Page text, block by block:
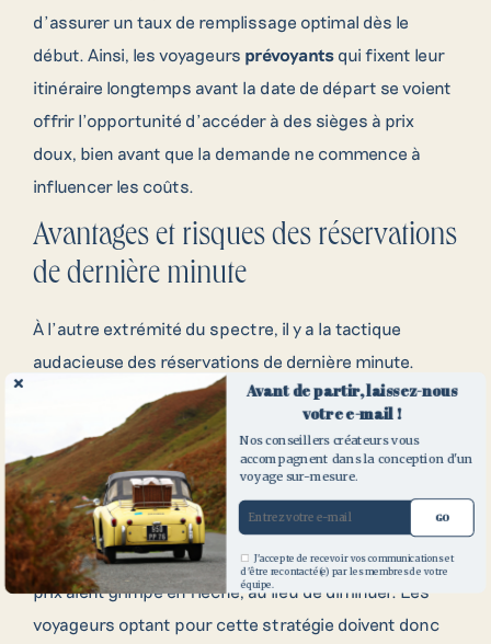
Contactez nos
créateurs de voyages
Pour toute question ou demande de
renseignement, n’hésitez pas à compléter
notre demande de devis ou à contacter l’un
de nos conseillers par téléphone.
09 70 71 80 00
d’assurer un taux de remplissage optimal dès le
début. Ainsi, les voyageurs prévoyants qui fixent leur
itinéraire longtemps avant la date de départ se voient
offrir l’opportunité d’accéder à des sièges à prix
doux, bien avant que la demande ne commence à
influencer les coûts.
Avantages et risques des réservations
de dernière minute
À l’autre extrémité du spectre, il y a la tactique
audacieuse des réservations de dernière minute.
Cette approche peut parfois aboutir à des affaires
exceptionnelles lorsque les compagnies aériennes
cherchent à vendre les derniers sièges disponibles
sur un vol donné. Toutefois, cette méthode comporte
son lot d’aléas et n’est pas dénuée de risques : il est
possible qu’aucun siège ne soit disponible ou que les
prix aient grimpé en flèche, au lieu de diminuer. Les
voyageurs optant pour cette stratégie doivent donc
Avant de partir, laissez-nous
votre e-mail !
Nos conseillers créateurs vous
accompagnent dans la conception d'un
voyage sur-mesure.
GO
J'accepte de recevoir vos communications et
d'être recontacté(e) par les membres de votre
équipe.